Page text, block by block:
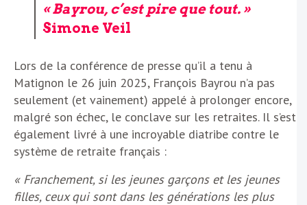
« Bayrou, c’est pire que tout. »
Simone Veil
Lors de la conférence de presse qu’il a tenu à
Matignon le 26 juin 2025, François Bayrou n’a pas
seulement (et vainement) appelé à prolonger encore,
malgré son échec, le conclave sur les retraites. Il s’est
également livré à une incroyable diatribe contre le
système de retraite français :
« Franchement, si les jeunes garçons et les jeunes
filles, ceux qui sont dans les générations les plus